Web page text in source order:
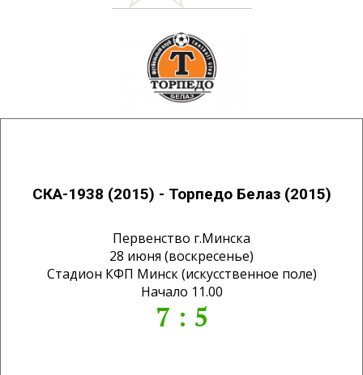
СКА-1938 (2015) - Торпедо Белаз (2015)
Первенство г.Минска
28 июня (воскресенье)
Стадион КФП Минск (искусственное поле)
Начало 11.00
7 : 5